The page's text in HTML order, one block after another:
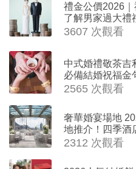
禮金公價2026
了解男家過大禮
3607 次觀看
中式婚禮敬茶吉
必備結婚祝福金
器時金句
2565 次觀看
奢華婚宴場地
地推介！四季酒
Cloud 39、合和
2312 次觀看